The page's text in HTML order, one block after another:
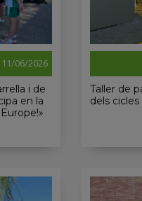
11/06/2026
i de
en la
Taller de
dels